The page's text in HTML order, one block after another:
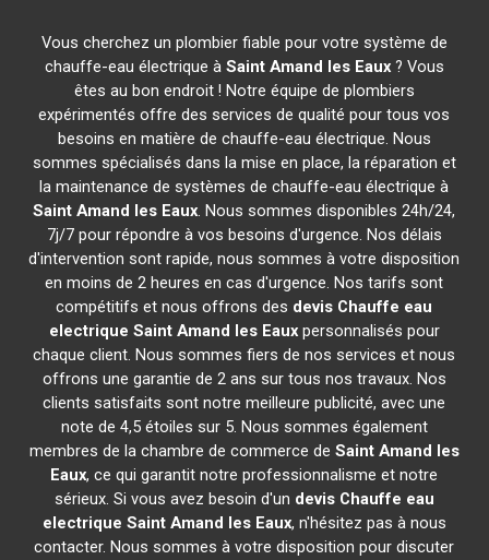
Vous cherchez un plombier fiable pour votre système de
chauffe-eau électrique à Saint Amand les Eaux? Vous
êtes au bon endroit ! Notre équipe de plombiers
expérimentés offre des services de qualité pour tous vos
besoins en matière de chauffe-eau électrique. Nous
sommes spécialisés dans la mise en place, la réparation et
la maintenance de systèmes de chauffe-eau électrique à
Saint Amand les Eaux. Nous sommes disponibles 24h/24,
7j/7 pour répondre à vos besoins d'urgence. Nos délais
d'intervention sont rapide, nous sommes à votre disposition
en moins de 2 heures en cas d'urgence. Nos tarifs sont
compétitifs et nous offrons des devis Chauffe eau
electrique Saint Amand les Eauxpersonnalisés pour
chaque client. Nous sommes fiers de nos services et nous
offrons une garantie de 2 ans sur tous nos travaux. Nos
clients satisfaits sont notre meilleure publicité, avec une
note de 4,5 étoiles sur 5. Nous sommes également
membres de la chambre de commerce de Saint Amand les
Eaux, ce qui garantit notre professionnalisme et notre
sérieux. Si vous avez besoin d'un devis Chauffe eau
electrique Saint Amand les Eaux, n'hésitez pas à nous
contacter. Nous sommes à votre disposition pour discuter